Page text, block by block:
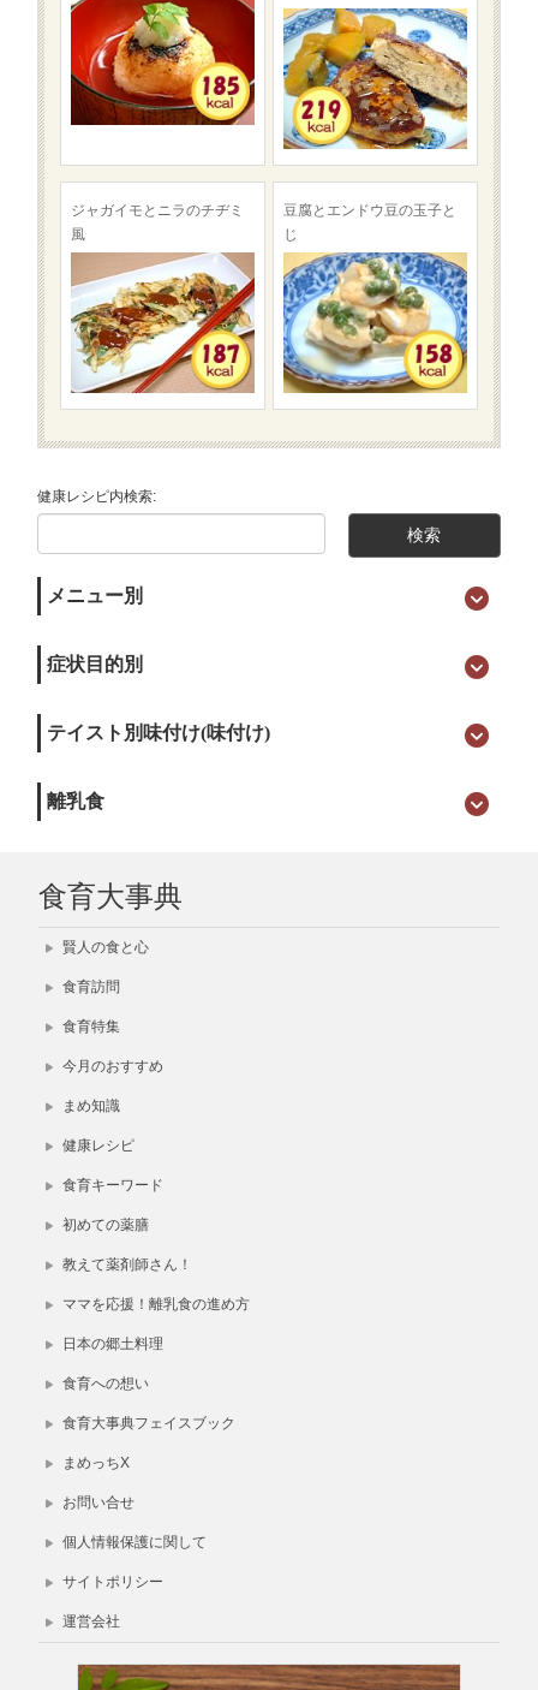
ジャガイモとニラのチヂミ
風
豆腐とエンドウ豆の玉子と
じ
健康レシピ内検索:
メニュー別
症状目的別
テイスト別味付け(味付け)
離乳食
食育大事典
賢人の食と心
食育訪問
食育特集
今月のおすすめ
まめ知識
健康レシピ
食育キーワード
初めての薬膳
教えて薬剤師さん！
ママを応援！離乳食の進め方
日本の郷土料理
食育への想い
食育大事典フェイスブック
まめっちX
お問い合せ
個人情報保護に関して
サイトポリシー
運営会社